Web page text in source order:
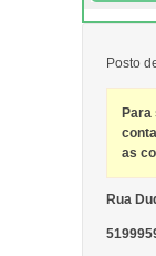
Posto
as
Rua